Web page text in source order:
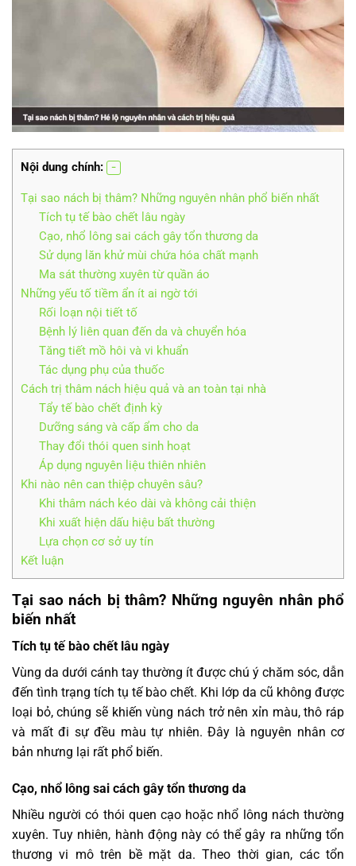
Nội dung chính:
Tại sao nách bị thâm? Những nguyên nhân phổ biến nhất
Tích tụ tế bào chết lâu ngày
Cạo, nhổ lông sai cách gây tổn thương da
Sử dụng lăn khử mùi chứa hóa chất mạnh
Ma sát thường xuyên từ quần áo
Những yếu tố tiềm ẩn ít ai ngờ tới
Rối loạn nội tiết tố
Bệnh lý liên quan đến da và chuyển hóa
Tăng tiết mồ hôi và vi khuẩn
Tác dụng phụ của thuốc
Cách trị thâm nách hiệu quả và an toàn tại nhà
Tẩy tế bào chết định kỳ
Dưỡng sáng và cấp ẩm cho da
Thay đổi thói quen sinh hoạt
Áp dụng nguyên liệu thiên nhiên
Khi nào nên can thiệp chuyên sâu?
Khi thâm nách kéo dài và không cải thiện
Khi xuất hiện dấu hiệu bất thường
Lựa chọn cơ sở uy tín
Kết luận
Tại sao nách bị thâm? Những nguyên nhân phổ
biến nhất
Tích tụ tế bào chết lâu ngày
Vùng da dưới cánh tay thường ít được chú ý chăm sóc, dẫn
đến tình trạng tích tụ tế bào chết. Khi lớp da cũ không được
loại bỏ, chúng sẽ khiến vùng nách trở nên xỉn màu, thô ráp
và mất đi sự đều màu tự nhiên. Đây là nguyên nhân cơ
bản nhưng lại rất phổ biến.
Cạo, nhổ lông sai cách gây tổn thương da
Nhiều người có thói quen cạo hoặc nhổ lông nách thường
xuyên. Tuy nhiên, hành động này có thể gây ra những tổn
thương vi mô trên bề mặt da. Theo thời gian, các tổn